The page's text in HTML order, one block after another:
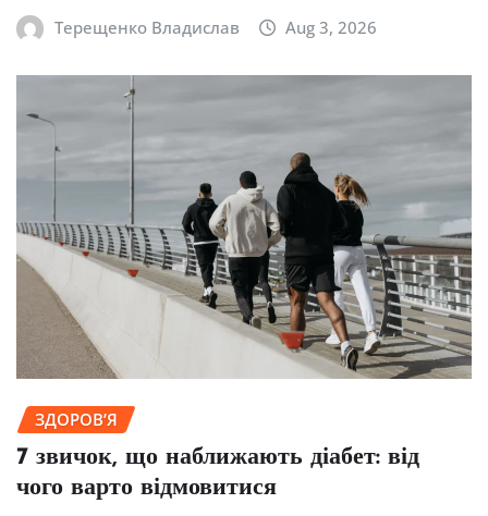
Терещенко Владислав Aug 3, 2026
ЗДОРОВ’Я
7 звичок, що наближають діабет: від
чого варто відмовитися